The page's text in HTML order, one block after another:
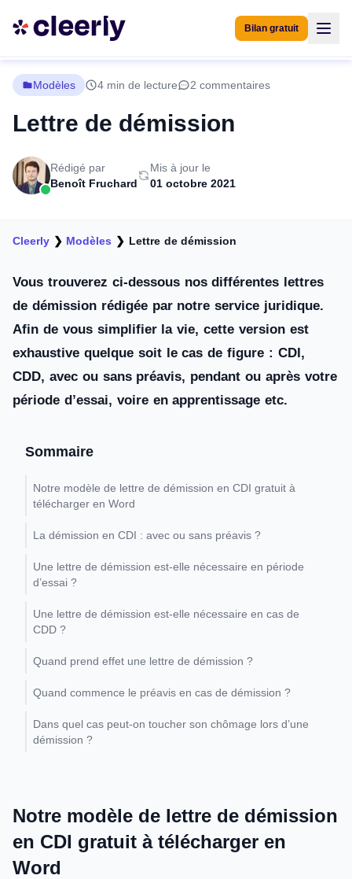
Bilan gratuit
Modèles 4 min de lecture 2 commentaires
Lettre de démission
Rédigé par
Benoît Fruchard
Mis à jour le
01 octobre 2021
Cleerly ❯ Modèles ❯ Lettre de démission
Vous trouverez ci-dessous nos différentes lettres
de démission rédigée par notre service juridique.
Afin de vous simplifier la vie, cette version est
exhaustive quelque soit le cas de figure : CDI,
CDD, avec ou sans préavis, pendant ou après votre
période d’essai, voire en apprentissage etc.
Sommaire
Notre modèle de lettre de démission en CDI gratuit à
télécharger en Word
La démission en CDI : avec ou sans préavis ?
Une lettre de démission est-elle nécessaire en période
d’essai ?
Une lettre de démission est-elle nécessaire en cas de
CDD ?
Quand prend effet une lettre de démission ?
Quand commence le préavis en cas de démission ?
Dans quel cas peut-on toucher son chômage lors d’une
démission ?
Notre modèle de lettre de démission
en CDI gratuit à télécharger en
Word